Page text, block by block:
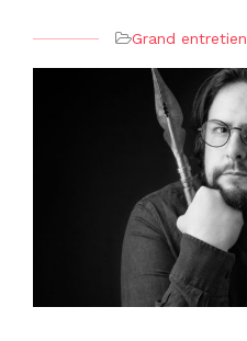
Grand entretien